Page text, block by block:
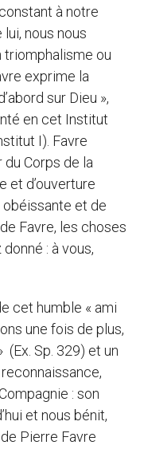
à notre
nous nous
triomphalisme ou
exprime la
sur Dieu »,
en cet Institut
I). Favre
Corps de la
et d’ouverture
et de
Favre, les choses
: à vous,
cet humble « ami
une fois de plus,
Sp. 329) et un
: son
et nous bénit,
Pierre Favre